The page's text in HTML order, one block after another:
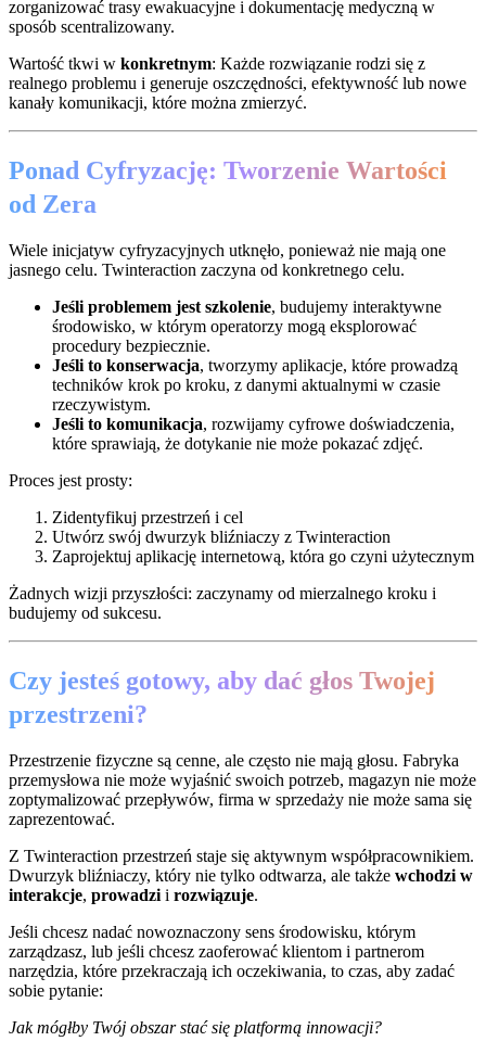
zorganizować trasy ewakuacyjne i dokumentację medyczną w
sposób scentralizowany.
Wartość tkwi w konkretnym: Każde rozwiązanie rodzi się z
realnego problemu i generuje oszczędności, efektywność lub nowe
kanały komunikacji, które można zmierzyć.
Ponad Cyfryzację: Tworzenie Wartości
od Zera
Wiele inicjatyw cyfryzacyjnych utknęło, ponieważ nie mają one
jasnego celu. Twinteraction zaczyna od konkretnego celu.
Jeśli problemem jest szkolenie, budujemy interaktywne
środowisko, w którym operatorzy mogą eksplorować
procedury bezpiecznie.
Jeśli to konserwacja, tworzymy aplikacje, które prowadzą
techników krok po kroku, z danymi aktualnymi w czasie
rzeczywistym.
Jeśli to komunikacja, rozwijamy cyfrowe doświadczenia,
które sprawiają, że dotykanie nie może pokazać zdjęć.
Proces jest prosty:
Zidentyfikuj przestrzeń i cel
Utwórz swój dwurzyk bliźniaczy z Twinteraction
Zaprojektuj aplikację internetową, która go czyni użytecznym
Żadnych wizji przyszłości: zaczynamy od mierzalnego kroku i
budujemy od sukcesu.
Czy jesteś gotowy, aby dać głos Twojej
przestrzeni?
Przestrzenie fizyczne są cenne, ale często nie mają głosu. Fabryka
przemysłowa nie może wyjaśnić swoich potrzeb, magazyn nie może
zoptymalizować przepływów, firma w sprzedaży nie może sama się
zaprezentować.
Z Twinteraction przestrzeń staje się aktywnym współpracownikiem.
Dwurzyk bliźniaczy, który nie tylko odtwarza, ale także wchodzi w
interakcje, prowadzi i rozwiązuje.
Jeśli chcesz nadać nowoznaczony sens środowisku, którym
zarządzasz, lub jeśli chcesz zaoferować klientom i partnerom
narzędzia, które przekraczają ich oczekiwania, to czas, aby zadać
sobie pytanie:
Jak mógłby Twój obszar stać się platformą innowacji?